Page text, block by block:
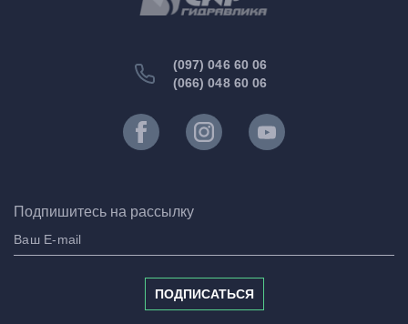
(097) 046 60 06
(066) 048 60 06
Подпишитесь на рассылку
ПОДПИСАТЬСЯ